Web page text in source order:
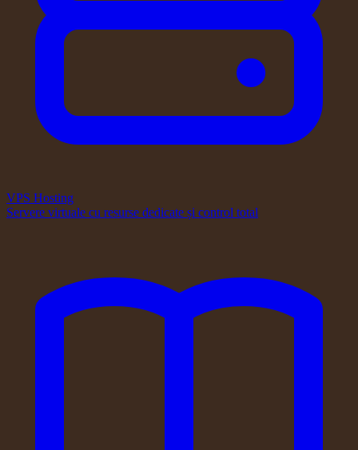
VPS Hosting
Servere virtuale cu resurse dedicate și control total